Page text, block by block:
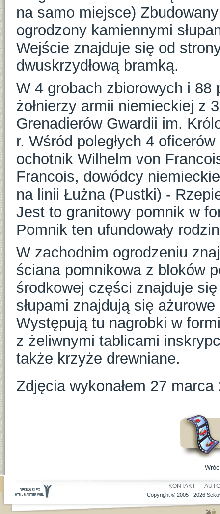
na samo miejsce)
ogrodzony kamiennymi
Wejście znajduje się od
dwuskrzydłową bramką.
W 4 grobach zbiorowych i 88
żołnierzy armii niemieckiej z
Grenadierów Gwardii im.
r. Wśród poległych 4
ochotnik Wilhelm von
Francois, dowódcy
na linii Łużna (Pustki) -
Jest to granitowy pomnik w
Pomnik ten ufundowały
W zachodnim ogrodzeniu
ściana pomnikowa z bloków
środkowej części znajduje
słupami znajdują się
Występują tu nagrobki w
z żeliwnymi tablicami
także krzyże drewniane.
Zdjęcia wykonałem 27 marca
KONTAKT
Copyright © 2005 - 2026